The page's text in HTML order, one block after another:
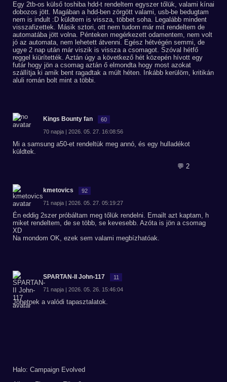
Egy 2tb-os külső toshiba hdd-t rendeltem egyszer tőlük, valami kínai
dobozos jött. Magában a hdd-ben zörgött valami, usb-be bedugtam
nem is indult :D küldtem is vissza, többet soha. Legalább mindent
visszafizettek. Másik sztori, ott nem tudom már mit rendeltem de
automatába jött volna. Pénteken megérkezett odamentem, nem volt
jó az automata, nem lehetett átvenni. Egész hétvégén semmi, de
ugye 2 nap után már viszik is vissza a csomagot. Szóval hétfő
reggel kiürítették. Aztán úgy a következő hét közepén hívott egy
futár hogy jön a csomag aztán ő elmondta hogy most azokat
szállítja ki amik bent ragadtak a múlt héten. Inkább kerülöm, kritikán
aluli román bolt mint a többi.
Kings Bounty fan 60
70 napja | 2026. 05. 27. 16:08:56
Mi a samsung a50-et rendeltük meg annó, és egy hulladékot
küldtek.
💬 2
kmetovics 92
71 napja | 2026. 05. 27. 05:19:27
Én eddig 2szer próbáltam meg tőlük rendelni. Emailt azt kaptam, h
miket rendeltem, de se több, se kevesebb. Azóta is jön a csomag
XD
Na mondom OK, ezek sem valami megbízhatóak.
SPARTAN-II John-117 11
71 napja | 2026. 05. 26. 15:46:04
Jöhetnek a valódi tapasztalatok.
Halo: Campaign Evolved